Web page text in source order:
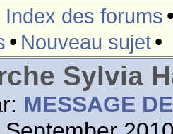
Index des forums
• Nouveau sujet•
Sylvia
MESSAGE